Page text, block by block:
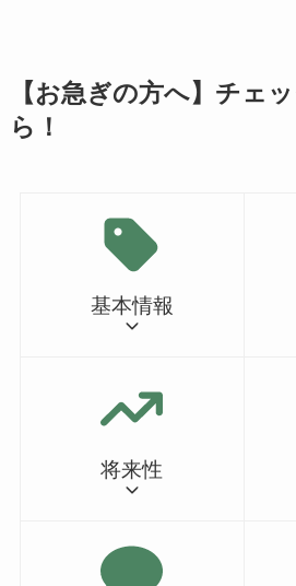
【お急ぎの方へ】チェ
ら！
基本情報
将来性